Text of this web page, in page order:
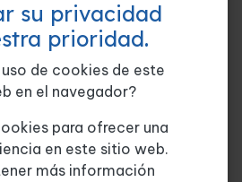
procedimientos, exportación,
y zonas francas
aduanero y distinguir entre
su privacidad
prioridad.
de cookies de este
en el navegador?
para ofrecer una
en este sitio web.
más información